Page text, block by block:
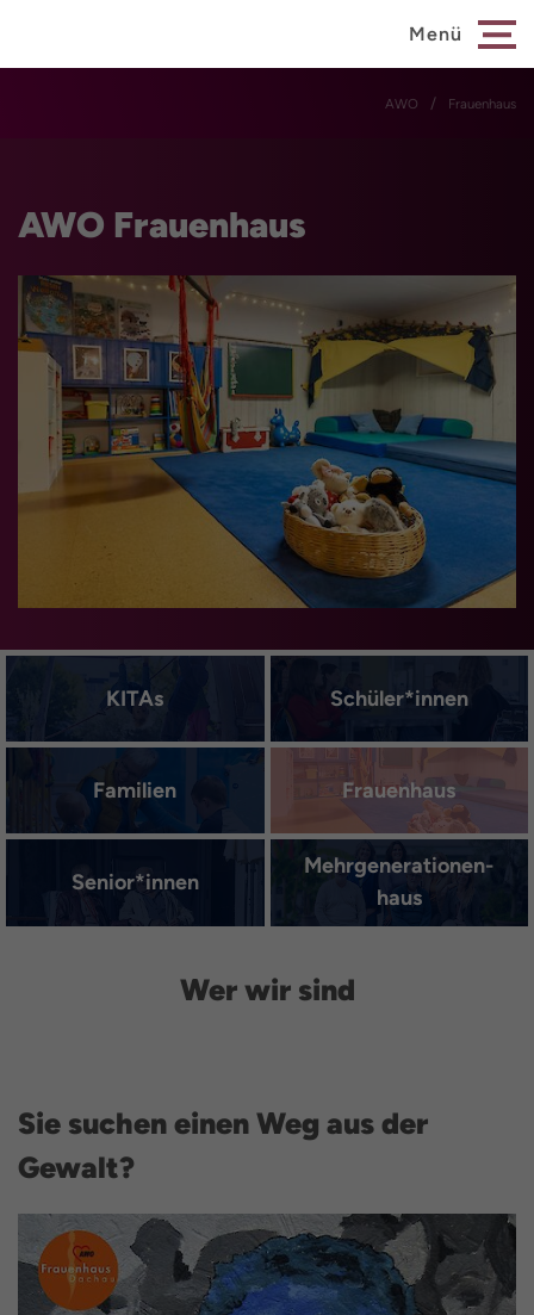
Menü
AWO Frauenhaus
AWO Frauenhaus
KITAs Schüler*innen
Familien Frauenhaus
Senior*innen
Mehrgenerationen­
haus
Wer wir sind
Sie suchen einen Weg aus der
Gewalt?